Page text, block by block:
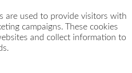
are used to provide visitors with
campaigns. These cookies
and collect information to